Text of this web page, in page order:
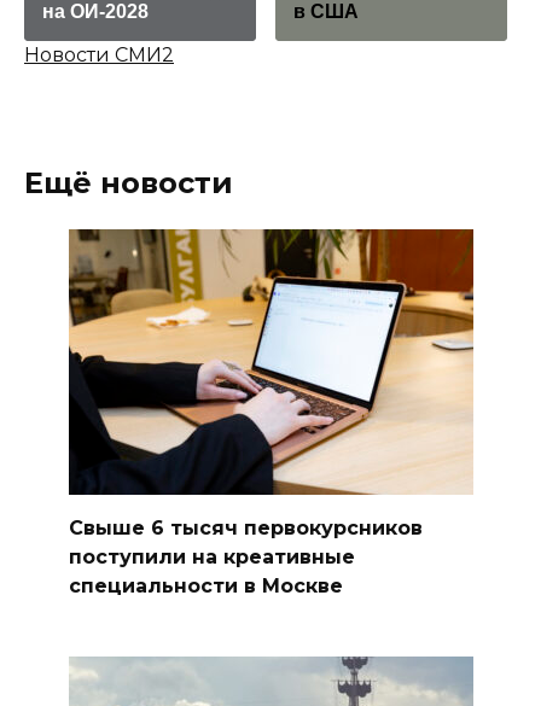
на ОИ-2028
в США
Новости СМИ2
Ещё новости
Свыше 6 тысяч первокурсников
поступили на креативные
специальности в Москве